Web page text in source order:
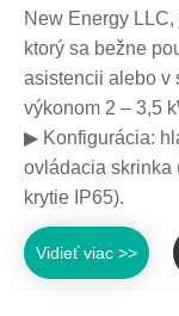
New Energy
ktorý sa bežne
asistencii alebo v
výkonom 2 – 3,5
▶ Konfigurácia:
ovládacia skrinka
krytie IP65).
Vidieť viac >>